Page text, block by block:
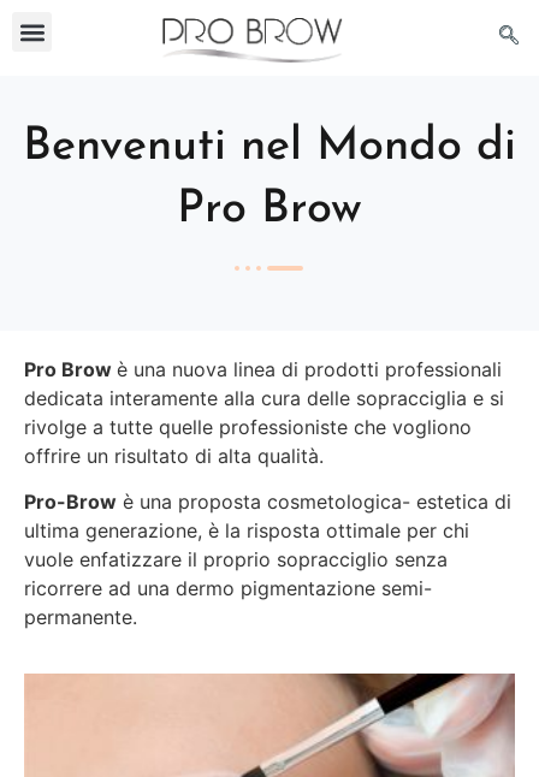
Benvenuti nel Mondo di
Pro Brow
Pro Brow è una nuova linea di prodotti professionali
dedicata interamente alla cura delle sopracciglia e si
rivolge a tutte quelle professioniste che vogliono
offrire un risultato di alta qualità.
Pro-Brow è una proposta cosmetologica- estetica di
ultima generazione, è la risposta ottimale per chi
vuole enfatizzare il proprio sopracciglio senza
ricorrere ad una dermo pigmentazione semi-
permanente.